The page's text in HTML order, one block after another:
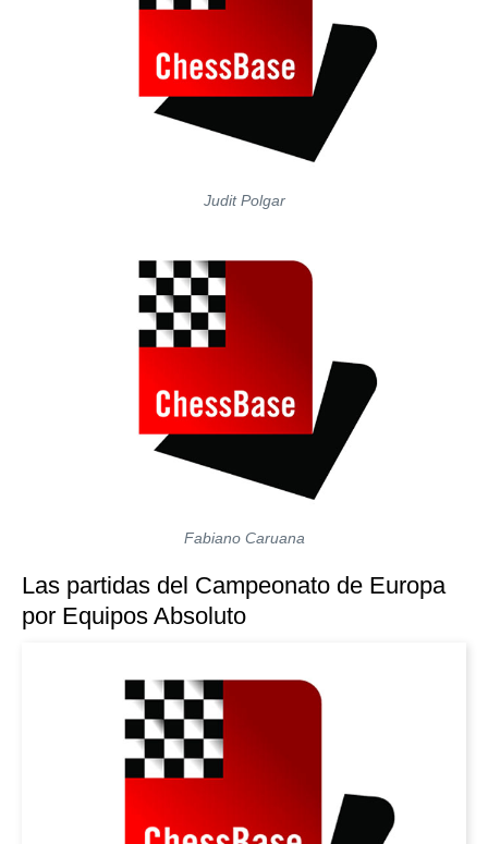
Judit Polgar
Fabiano Caruana
Las partidas del Campeonato de Europa
por Equipos Absoluto